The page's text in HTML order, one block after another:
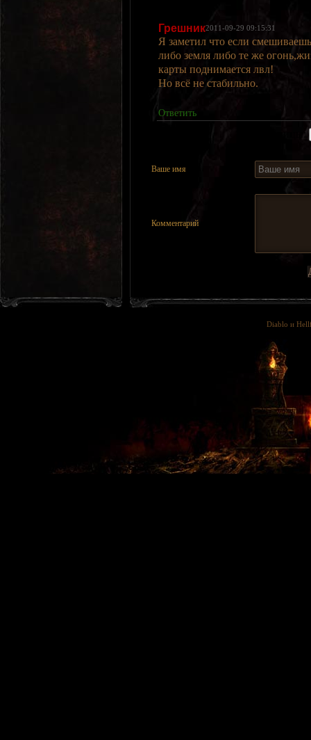
Грешник2011-09-29 09:15:31
Я заметил что если
либо земля либо те же
карты поднимается лвл!
Но всё не стабильно.
Ответить
Ваше имя
Комментарий
Diablo и